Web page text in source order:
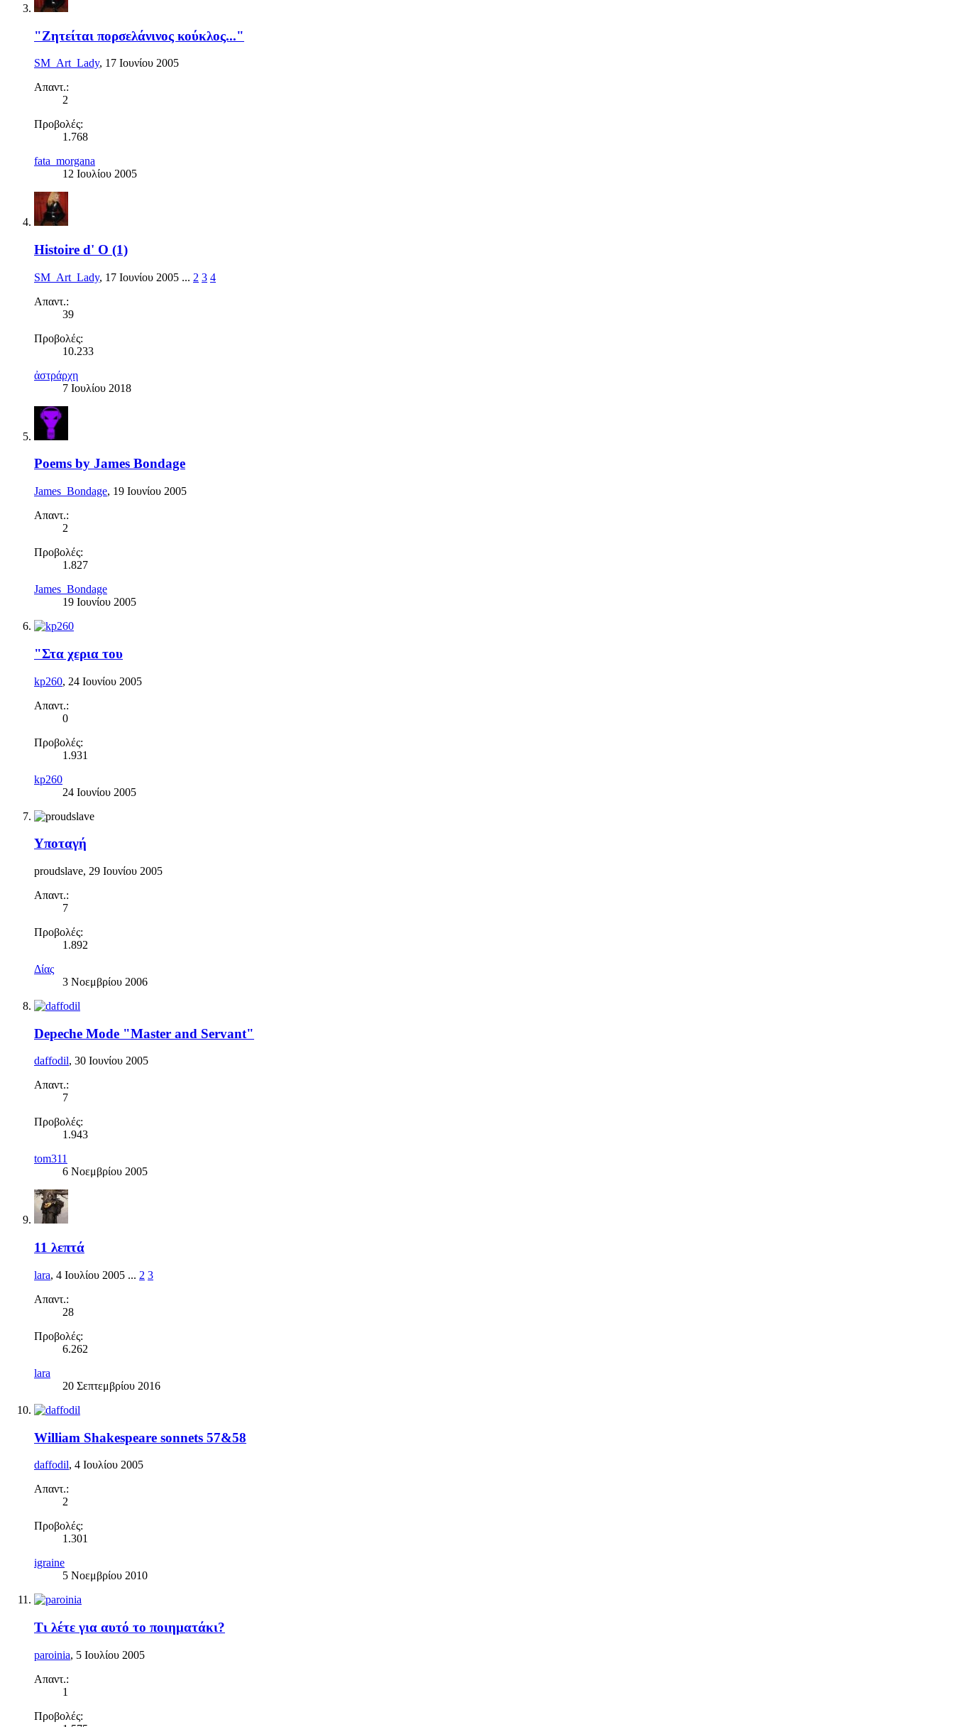
"Ζητείται πορσελάνινος κούκλος..."
SM_Art_Lady, 17 Ιουνίου 2005
Απαντ.:
2
Προβολές:
1.768
fata_morgana
12 Ιουλίου 2005
Histoire d' O (1)
SM_Art_Lady, 17 Ιουνίου 2005 ... 2 3 4
Απαντ.:
39
Προβολές:
10.233
ἀστράρχη
7 Ιουλίου 2018
Poems by James Bondage
James_Bondage, 19 Ιουνίου 2005
Απαντ.:
2
Προβολές:
1.827
James_Bondage
19 Ιουνίου 2005
"Στα χερια του
kp260, 24 Ιουνίου 2005
Απαντ.:
0
Προβολές:
1.931
kp260
24 Ιουνίου 2005
Yποταγή
proudslave, 29 Ιουνίου 2005
Απαντ.:
7
Προβολές:
1.892
Δίας
3 Νοεμβρίου 2006
Depeche Mode "Master and Servant"
daffodil, 30 Ιουνίου 2005
Απαντ.:
7
Προβολές:
1.943
tom311
6 Νοεμβρίου 2005
11 λεπτά
lara, 4 Ιουλίου 2005 ... 2 3
Απαντ.:
28
Προβολές:
6.262
lara
20 Σεπτεμβρίου 2016
William Shakespeare sonnets 57&58
daffodil, 4 Ιουλίου 2005
Απαντ.:
2
Προβολές:
1.301
igraine
5 Νοεμβρίου 2010
Τι λέτε για αυτό το ποιηματάκι?
paroinia, 5 Ιουλίου 2005
Απαντ.:
1
Προβολές: